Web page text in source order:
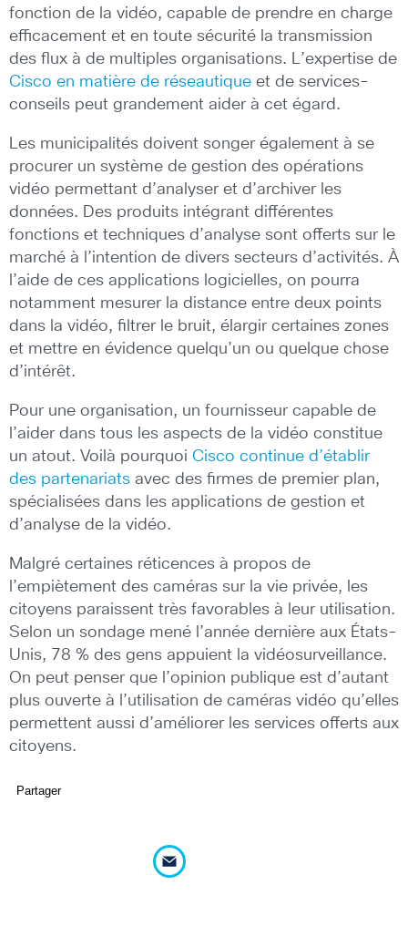
fonction de la vidéo, capable de prendre en charge
efficacement et en toute sécurité la transmission
des flux à de multiples organisations. L’expertise de
Cisco en matière de réseautique et de services-
conseils peut grandement aider à cet égard.
Les municipalités doivent songer également à se
procurer un système de gestion des opérations
vidéo permettant d’analyser et d’archiver les
données. Des produits intégrant différentes
fonctions et techniques d’analyse sont offerts sur le
marché à l’intention de divers secteurs d’activités. À
l’aide de ces applications logicielles, on pourra
notamment mesurer la distance entre deux points
dans la vidéo, filtrer le bruit, élargir certaines zones
et mettre en évidence quelqu’un ou quelque chose
d’intérêt.
Pour une organisation, un fournisseur capable de
l’aider dans tous les aspects de la vidéo constitue
un atout. Voilà pourquoi Cisco continue d’établir
des partenariats avec des firmes de premier plan,
spécialisées dans les applications de gestion et
d’analyse de la vidéo.
Malgré certaines réticences à propos de
l’empiètement des caméras sur la vie privée, les
citoyens paraissent très favorables à leur utilisation.
Selon un sondage mené l’année dernière aux États-
Unis, 78 % des gens appuient la vidéosurveillance.
On peut penser que l’opinion publique est d’autant
plus ouverte à l’utilisation de caméras vidéo qu’elles
permettent aussi d’améliorer les services offerts aux
citoyens.
Partager